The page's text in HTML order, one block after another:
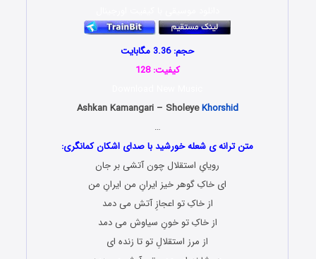
حجم: 3.36 مگابایت
کیفیت: 128
Ashkan Kamangari – SholeyeKhorshid
…
متن ترانه ی شعله خورشید با صدای اشکان کمانگری:
رویایِ استقلال چون آتشی بر جان
ای خاکِ گوهر خیز ایرانِ من ایرانِ من
از خاکِ تو اعجازِ آتش می دمد
از خاکِ تو خونِ سیاوش می دمد
از مرز استقلالِ تو تا زنده ای